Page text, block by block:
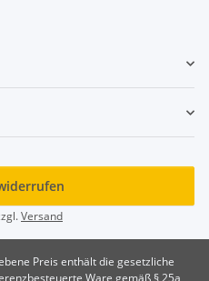
Versand
Preis enthält die gesetzliche
Ware gemäß § 25a